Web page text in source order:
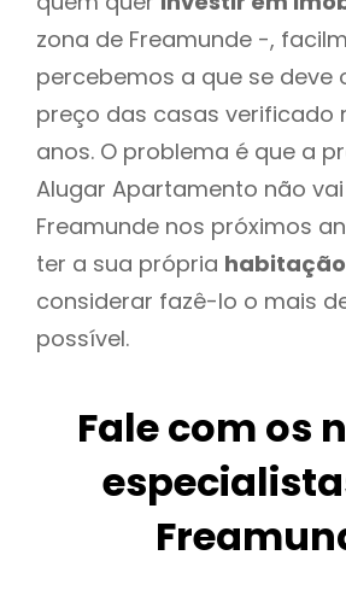
zona de Freamunde -,
percebemos a que se deve
preço das casas verificado
anos. O problema é que a
Alugar Apartamento não
Freamunde nos próximos
ter a sua própria habitação
considerar fazê-lo o mais
possível.
Fale com os